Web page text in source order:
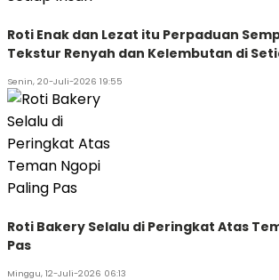
Roti Enak dan Lezat itu Perpaduan
Tekstur Renyah dan Kelembutan di
Senin, 20-Juli-2026 19:55
Roti Bakery Selalu di Peringkat Atas
Pas
Minggu, 12-Juli-2026 06:13